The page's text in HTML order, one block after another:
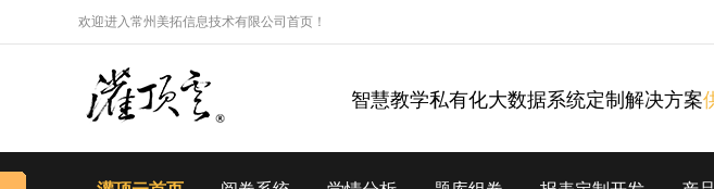
欢迎进入常州美拓信息技术有限公司首页！
智慧教学私有化大数据系统定制解决方案